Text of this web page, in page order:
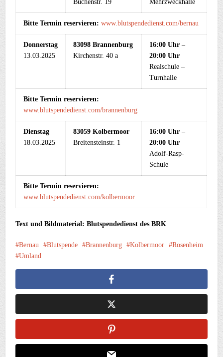
Buchenstr. 19
Mehrzweckhalle
Bitte Termin reservieren:www.blutspendedienst.com/bernau
Donnerstag
13.03.2025
83098 Brannenburg
Kirchenstr. 40 a
16:00 Uhr –
20:00 Uhr
Realschule –
Turnhalle
Bitte Termin reservieren:
www.blutspendedienst.com/brannenburg
Dienstag
18.03.2025
83059 Kolbermoor
Breitensteinstr. 1
16:00 Uhr –
20:00 Uhr
Adolf-Rasp-
Schule
Bitte Termin reservieren:
www.blutspendedienst.com/kolbermoor
Text und Bildmaterial: Blutspendedienst des BRK
Bernau Blutspende Brannenburg Kolbermoor
Rosenheim
Umland